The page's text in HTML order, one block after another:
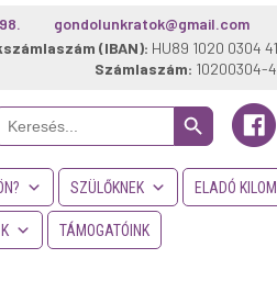
gondolunkratok@gmail.com
(IBAN): HU89 1020 0304
Számlaszám: 10200304-
Search Button
SZÜLŐKNEK ELADÓ
TÁMOGATÓINK